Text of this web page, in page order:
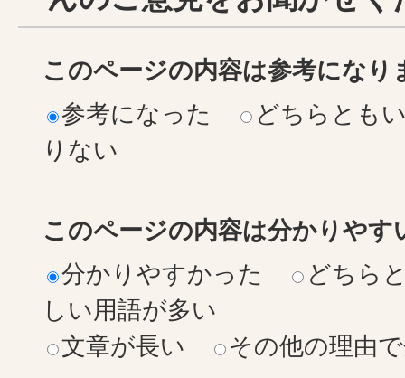
このページの内容は参考になり
参考になった
どちらとも
りない
このページの内容は分かりやす
分かりやすかった
どちら
しい用語が多い
文章が長い
その他の理由